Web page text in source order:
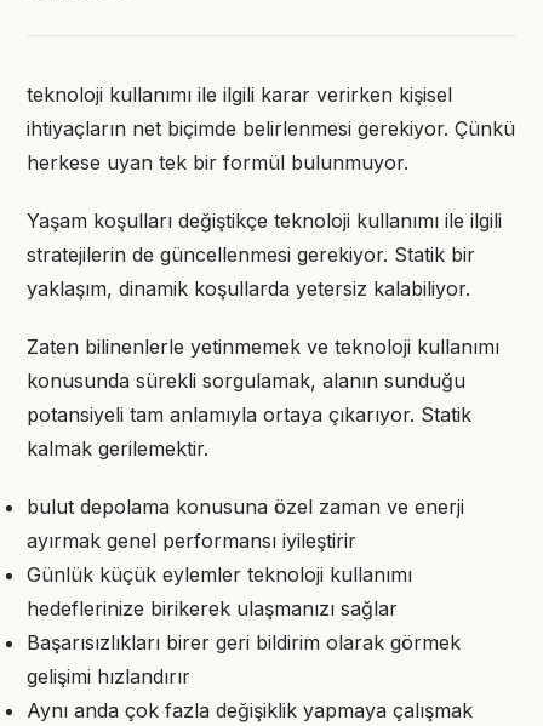
teknoloji kullanımı ile ilgili karar verirken kişisel
ihtiyaçların net biçimde belirlenmesi gerekiyor. Çünkü
herkese uyan tek bir formül bulunmuyor.
Yaşam koşulları değiştikçe teknoloji kullanımı ile ilgili
stratejilerin de güncellenmesi gerekiyor. Statik bir
yaklaşım, dinamik koşullarda yetersiz kalabiliyor.
Zaten bilinenlerle yetinmemek ve teknoloji kullanımı
konusunda sürekli sorgulamak, alanın sunduğu
potansiyeli tam anlamıyla ortaya çıkarıyor. Statik
kalmak gerilemektir.
bulut depolama konusuna özel zaman ve enerji
ayırmak genel performansı iyileştirir
Günlük küçük eylemler teknoloji kullanımı
hedeflerinize birikerek ulaşmanızı sağlar
Başarısızlıkları birer geri bildirim olarak görmek
gelişimi hızlandırır
Aynı anda çok fazla değişiklik yapmaya çalışmak